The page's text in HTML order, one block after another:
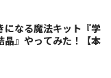
になる魔法キット『学
晶』やってみた！【本